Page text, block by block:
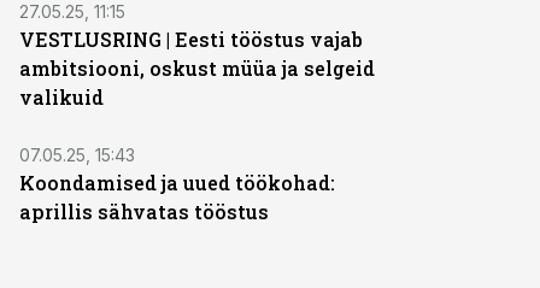
27.05.25, 11:15
VESTLUSRING | Eesti tööstus vajab
ambitsiooni, oskust müüa ja selgeid
valikuid
07.05.25, 15:43
Koondamised ja uued töökohad:
aprillis sähvatas tööstus